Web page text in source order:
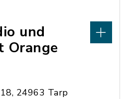
und
Orange
24963 Tarp